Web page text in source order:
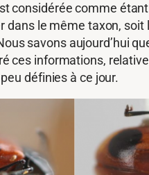
considérée comme
dans le même taxon,
savons aujourd’hui
ces informations,
définies à ce jour.